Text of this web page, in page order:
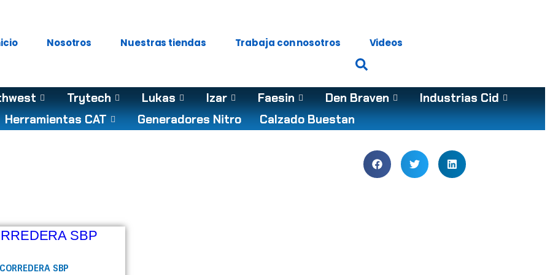
Nosotros Nuestras tiendas Trabaja con nosotros Videos
Trytech Lukas Izar Faesin Den Braven
Industrias Cid
Herramientas CAT
Generadores Nitro Calzado Buestan
SBP